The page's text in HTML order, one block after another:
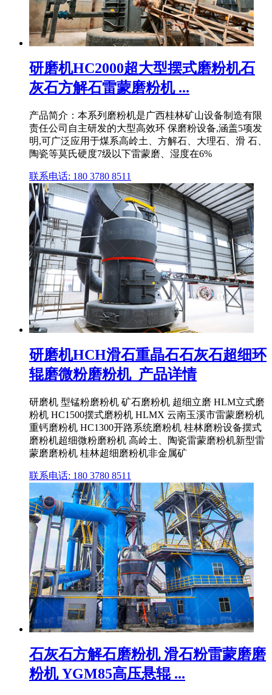
研磨机HC2000超大型摆式磨粉机石
灰石方解石雷蒙磨粉机 ...
产品简介：本系列磨粉机是广西桂林矿山设备制造有限
责任公司自主研发的大型高效环 保磨粉设备,涵盖5项发
明,可广泛应用于煤系高岭土、方解石、大理石、滑 石、
陶瓷等莫氏硬度7级以下雷蒙磨、湿度在6%
联系电话: 180 3780 8511
研磨机HCH滑石重晶石石灰石超细环
辊磨微粉磨粉机_产品详情
研磨机 型锰粉磨粉机 矿石磨粉机 超细立磨 HLM立式磨
粉机 HC1500摆式磨粉机 HLMX 云南玉溪市雷蒙磨粉机
重钙磨粉机 HC1300开路系统磨粉机 桂林磨粉设备摆式
磨粉机超细微粉磨粉机 高岭土、陶瓷雷蒙磨粉机新型雷
蒙磨磨粉机 桂林超细磨粉机非金属矿
联系电话: 180 3780 8511
石灰石方解石磨粉机 滑石粉雷蒙磨磨
粉机 YGM85高压悬辊 ...